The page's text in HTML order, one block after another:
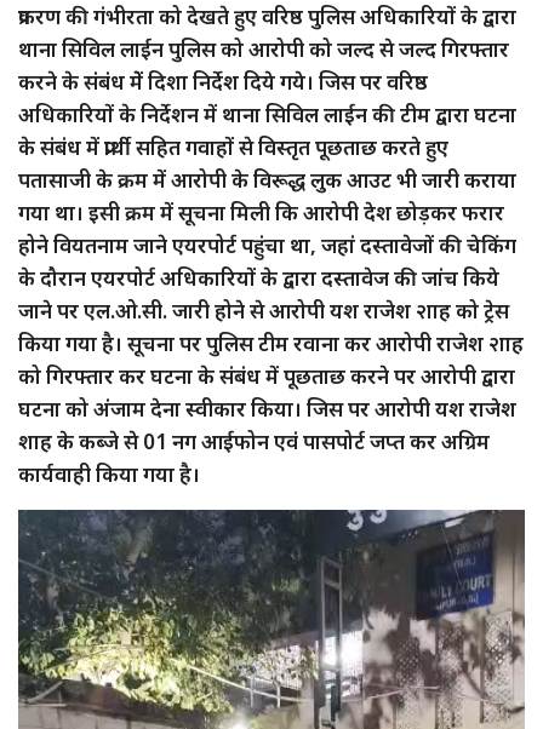
प्रकरण की गंभीरता को देखते हुए वरिष्ठ पुलिस अधिकारियों के द्वारा
थाना सिविल लाईन पुलिस को आरोपी को जल्द से जल्द गिरफ्तार
करने के संबंध मेें दिशा निर्देश दिये गये। जिस पर वरिष्ठ
अधिकारियों के निर्देशन में थाना सिविल लाईन की टीम द्वारा घटना
के संबंध में प्रार्थी सहित गवाहों से विस्तृत पूछताछ करते हुए
पतासाजी के क्रम में आरोपी के विरूद्ध लुक आउट भी जारी कराया
गया था। इसी क्रम में सूचना मिली कि आरोपी देश छोड़कर फरार
होने वियतनाम जाने एयरपोर्ट पहुंचा था, जहां दस्तावेजों की चेकिंग
के दौरान एयरपोर्ट अधिकारियों के द्वारा दस्तावेज की जांच किये
जाने पर एल.ओ.सी. जारी होने से आरोपी यश राजेश २ााह को ट्रेस
किया गया है। सूचना पर पुलिस टीम रवाना कर आरोपी राजेश २ााह
को गिरफ्तार कर घटना के संबंध में पूछताछ करने पर आरोपी द्वारा
घटना को अंजाम देना स्वीकार किया। जिस पर आरोपी यश राजेश
शाह के कब्जे से 01 नग आईफोन एवं पासपोर्ट जप्त कर अग्रिम
कार्यवाही किया गया है।
Video
Player